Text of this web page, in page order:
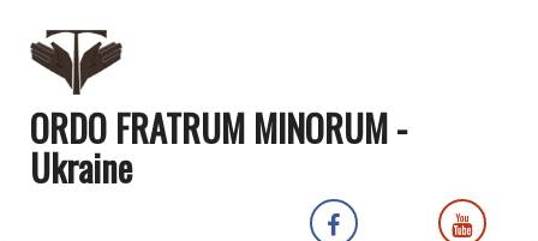
ORDO FRATRUM MINORUM -
Ukraine